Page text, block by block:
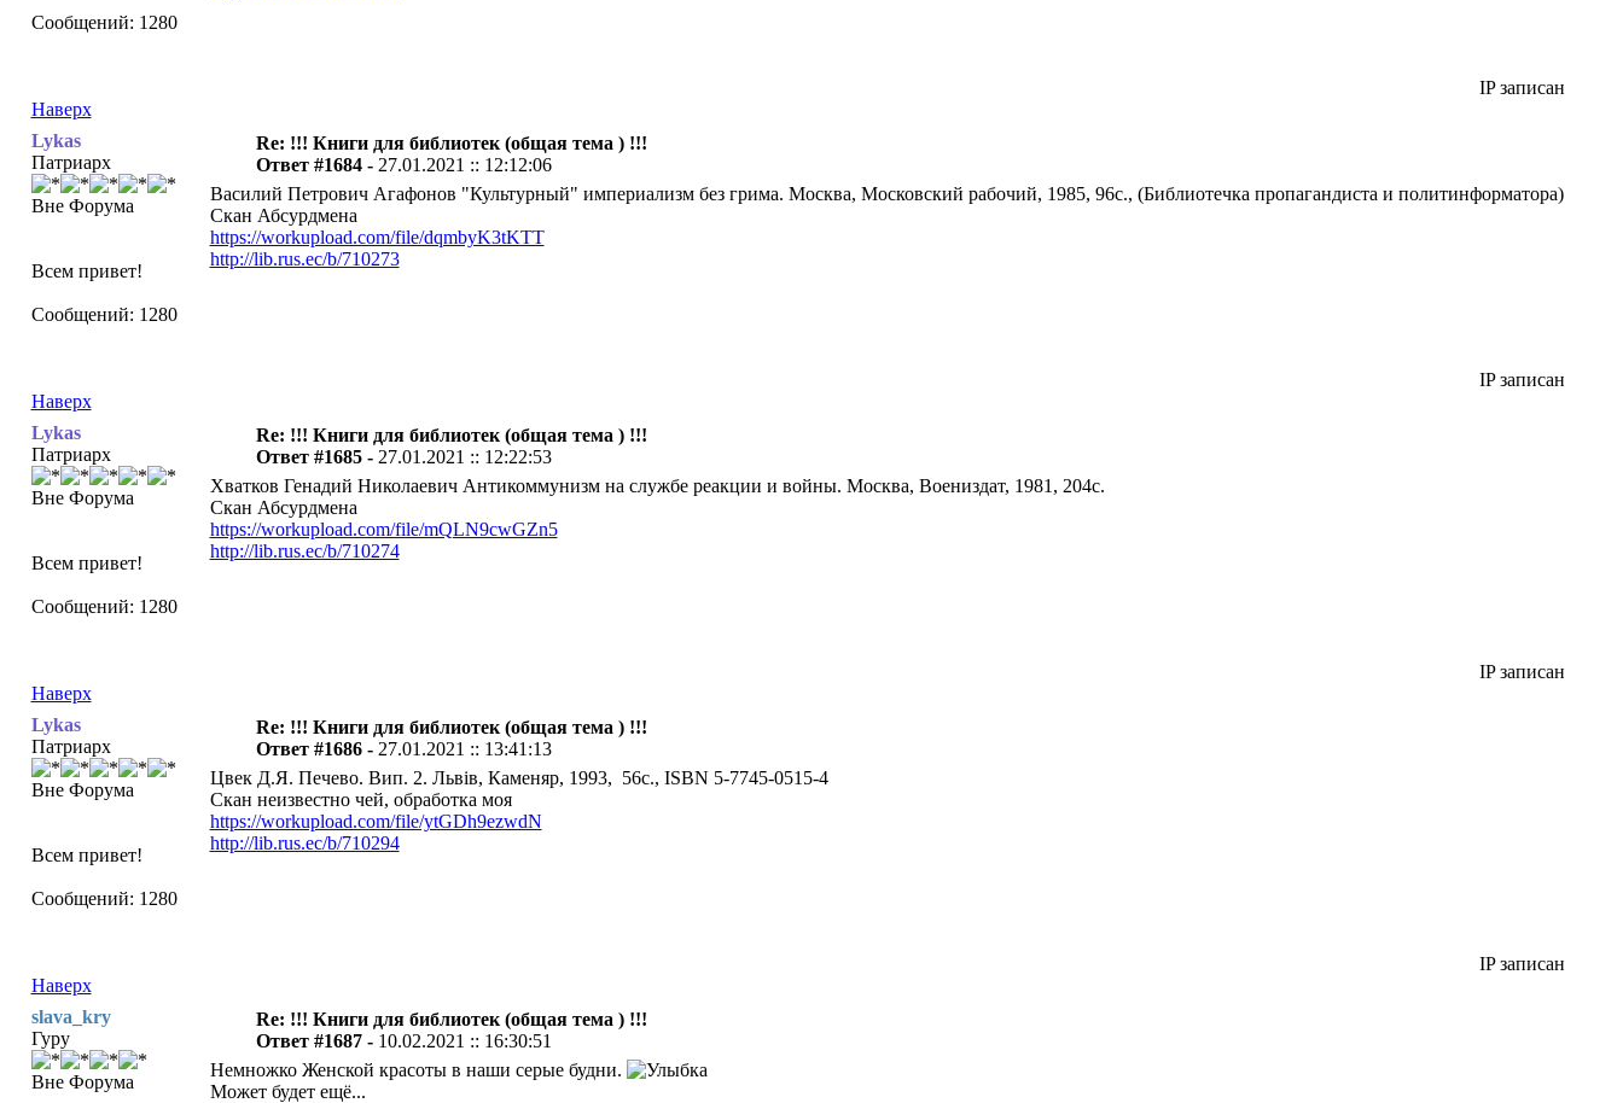
Сообщений: 1280
Наверх
IP записан
Lykas
Патриарх
Вне Форума
Всем привет!
Сообщений: 1280
Re: !!! Книги для библиотек (общая тема ) !!!
Ответ #1684 - 27.01.2021 :: 12:12:06
Василий Петрович Агафонов "Культурный" империализм без грима. Москва, Московский рабочий, 1985, 96с., (Библиотечка пропагандиста и политинформатора)
Скан Абсурдмена
https://workupload.com/file/dqmbyK3tKTT
http://lib.rus.ec/b/710273
Наверх
IP записан
Lykas
Патриарх
Вне Форума
Всем привет!
Сообщений: 1280
Re: !!! Книги для библиотек (общая тема ) !!!
Ответ #1685 - 27.01.2021 :: 12:22:53
Хватков Генадий Николаевич Антикоммунизм на службе реакции и войны. Москва, Воениздат, 1981, 204с.
Скан Абсурдмена
https://workupload.com/file/mQLN9cwGZn5
http://lib.rus.ec/b/710274
Наверх
IP записан
Lykas
Патриарх
Вне Форума
Всем привет!
Сообщений: 1280
Re: !!! Книги для библиотек (общая тема ) !!!
Ответ #1686 - 27.01.2021 :: 13:41:13
Цвек Д.Я. Печево. Вип. 2. Львiв, Каменяр, 1993, 56с., ISBN 5-7745-0515-4
Скан неизвестно чей, обработка моя
https://workupload.com/file/ytGDh9ezwdN
http://lib.rus.ec/b/710294
Наверх
IP записан
slava_kry
Гуру
Вне Форума
Re: !!! Книги для библиотек (общая тема ) !!!
Ответ #1687 - 10.02.2021 :: 16:30:51
Немножко Женской красоты в наши серые будни.
Может будет ещё...